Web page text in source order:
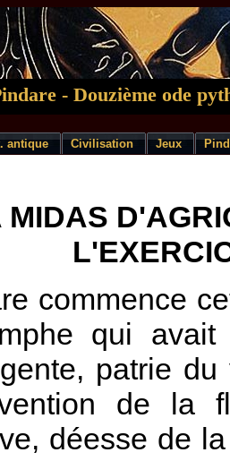
- Douzième ode
antique Civilisation Jeux
MIDAS
commence
qui
patrie
de la
déesse de